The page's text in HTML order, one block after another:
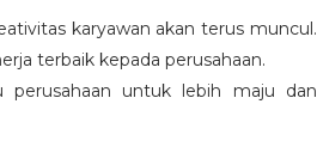
karyawan akan terus muncul.
terbaik kepada perusahaan.
perusahaan untuk lebih maju dan